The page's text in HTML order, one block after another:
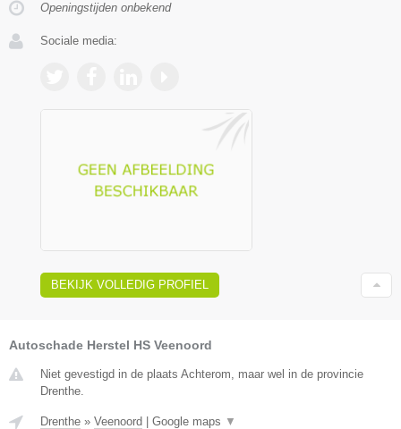
Openingstijden onbekend
Sociale media:
BEKIJK VOLLEDIG PROFIEL
Autoschade Herstel HS Veenoord
Niet gevestigd in de plaats Achterom, maar wel in de provincie
Drenthe.
Drenthe » Veenoord Google maps ▼